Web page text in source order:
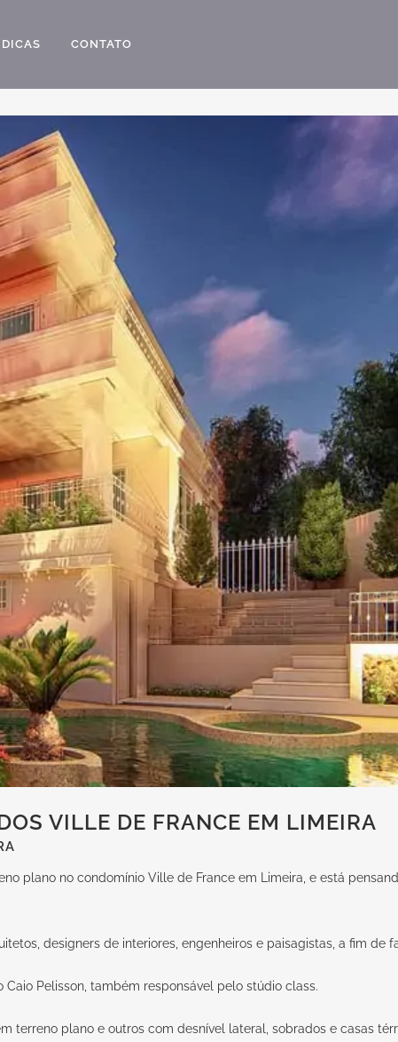
DICAS CONTATO
VILLE DE FRANCE EM LIMEIRA
plano no condomínio Ville de France em Limeira, e está
designers de interiores, engenheiros e paisagistas, a fim de
Pelisson, também responsável pelo stúdio class.
terreno plano e outros com desnível lateral, sobrados e casas